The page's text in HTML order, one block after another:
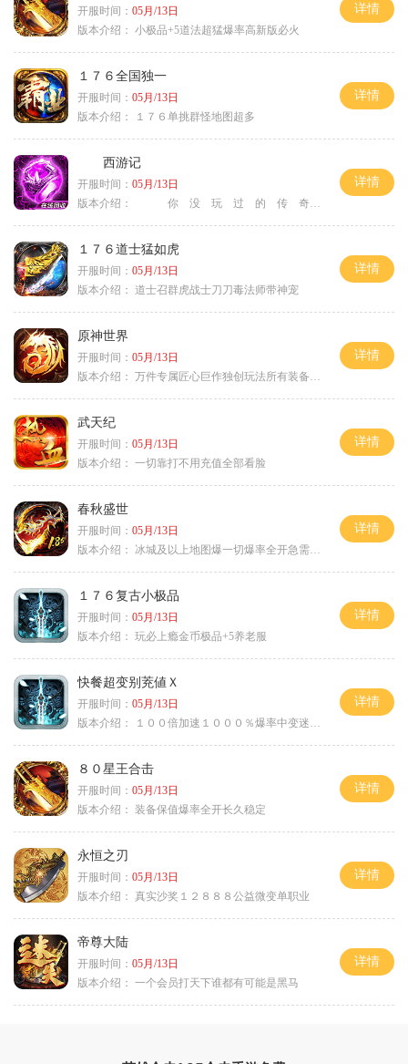
开服时间： 05月/13日
版本介绍： 小极品+5道法超猛爆率高新版必火
详情
１７６全国独一
开服时间： 05月/13日
版本介绍：
１７６单挑群怪地图超多
详情
西游记
开服时间： 05月/13日
版本介绍：
你 没 玩 过 的 传 奇
详情
１７６道士猛如虎
开服时间： 05月/13日
版本介绍： 道士召群虎战士刀刀毒法师带神宠
详情
原神世界
开服时间： 05月/13日
版本介绍： 万件专属匠心巨作独创玩法所有装备靠打
详情
武天纪
开服时间： 05月/13日
版本介绍： 一切靠打不用充值全部看脸
详情
春秋盛世
开服时间： 05月/13日
版本介绍：
冰城及以上地图爆一切爆率全开急需材料
详情
１７６复古小极品
开服时间： 05月/13日
版本介绍： 玩必上瘾金币极品+5养老服
详情
快餐超变别茺値Ｘ
开服时间： 05月/13日
版本介绍：
１００倍加速１０００％爆率中变迷失单职
详情
８０星王合击
开服时间： 05月/13日
版本介绍： 装备保值爆率全开长久稳定
详情
永恒之刃
开服时间： 05月/13日
版本介绍： 真实沙奖１２８８８公益微变单职业
详情
帝尊大陆
开服时间： 05月/13日
版本介绍： 一个会员打天下谁都有可能是黑马
详情